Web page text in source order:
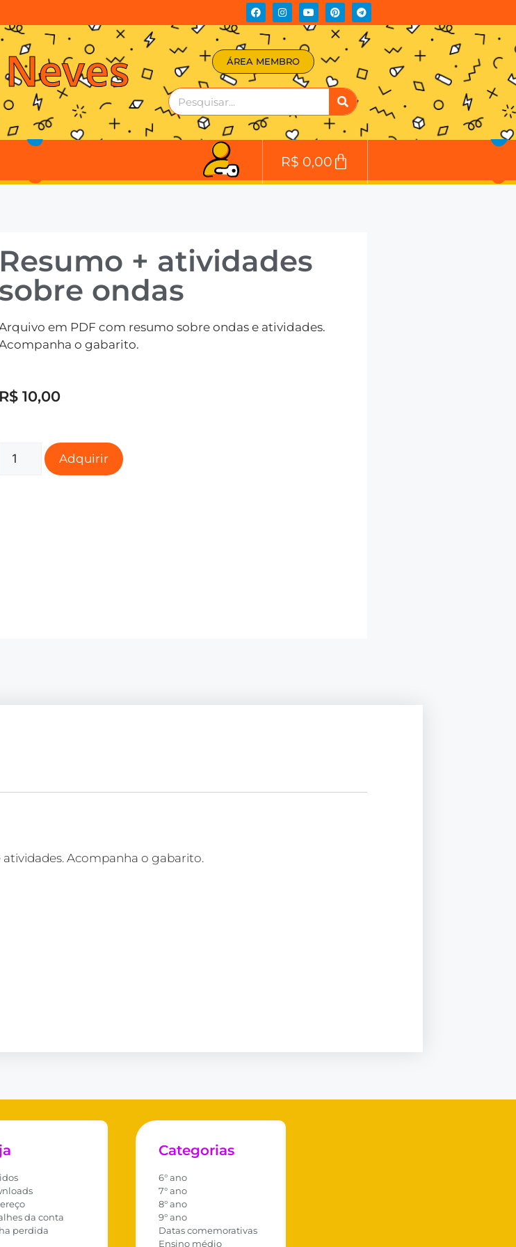
ÁREA MEMBRO
R$ 0,00
Resumo + atividades
sobre ondas
em PDF com resumo sobre ondas e atividades.
o gabarito.
R$ 10,00
Adquirir
Acompanha o gabarito.
da conta
perdida
Categorias
6° ano
7° ano
8° ano
9° ano
Datas comemorativas
Ensino médio